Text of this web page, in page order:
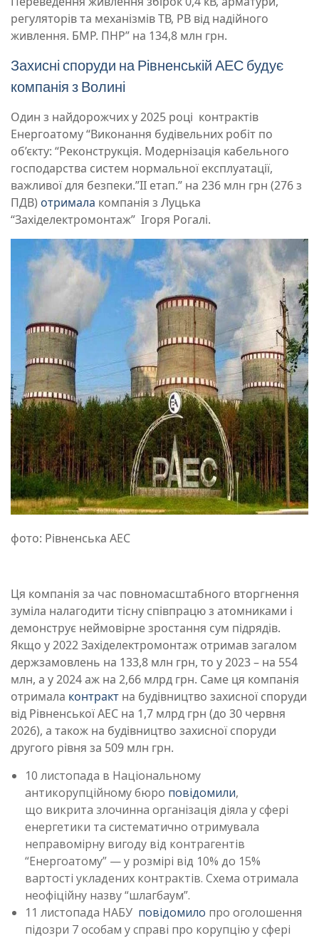
регуляторів та механізмів ТВ, РВ від надійного
живлення. БМР. ПНР” на 134,8 млн грн.
Захисні споруди на Рівненській АЕС будує
компанія з Волині
Один з найдорожчих у 2025 році контрактів
Енергоатому “Виконання будівельних робіт по
об’єкту: “Реконструкція. Модернізація кабельного
господарства систем нормальної експлуатації,
важливої для безпеки.”ІІ етап.” на 236 млн грн (276 з
ПДВ) отримала компанія з Луцька
“Західелектромонтаж” Ігоря Рогалі.
фото: Рівненська АЕС
Ця компанія за час повномасштабного вторгнення
зуміла налагодити тісну співпрацю з атомниками і
демонструє неймовірне зростання сум підрядів.
Якщо у 2022 Західелектромонтаж отримав загалом
держзамовлень на 133,8 млн грн, то у 2023 – на 554
млн, а у 2024 аж на 2,66 млрд грн. Саме ця компанія
отримала контракт на будівництво захисної споруди
від Рівненської АЕС на 1,7 млрд грн (до 30 червня
2026), а також на будівництво захисної споруди
другого рівня за 509 млн грн.
10 листопада в Національному
антикорупційному бюро повідомили,
що викрита злочинна організація діяла у сфері
енергетики та систематично отримувала
неправомірну вигоду від контрагентів
“Енергоатому” — у розмірі від 10% до 15%
вартості укладених контрактів. Схема отримала
неофіційну назву “шлагбаум”.
11 листопада НАБУ повідомило про оголошення
підозри 7 особам у справі про корупцію у сфері